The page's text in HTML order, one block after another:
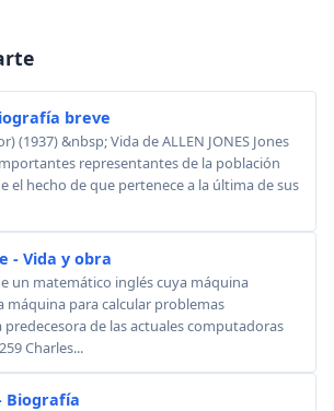
breve
(1937) &nbsp; Vida de ALLEN JONES Jones
representantes de la población
el hecho de que pertenece a la última de sus
- Vida y obra
un matemático inglés cuya máquina
máquina para calcular problemas
predecesora de las actuales computadoras
Charles...
Biografía